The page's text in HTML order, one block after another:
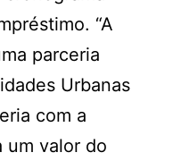
“A
parceria
Urbanas
com a
um valor do